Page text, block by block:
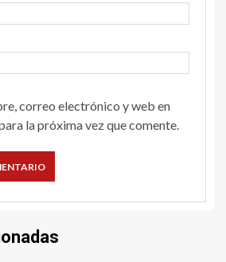
correo electrónico y web en
la próxima vez que comente.